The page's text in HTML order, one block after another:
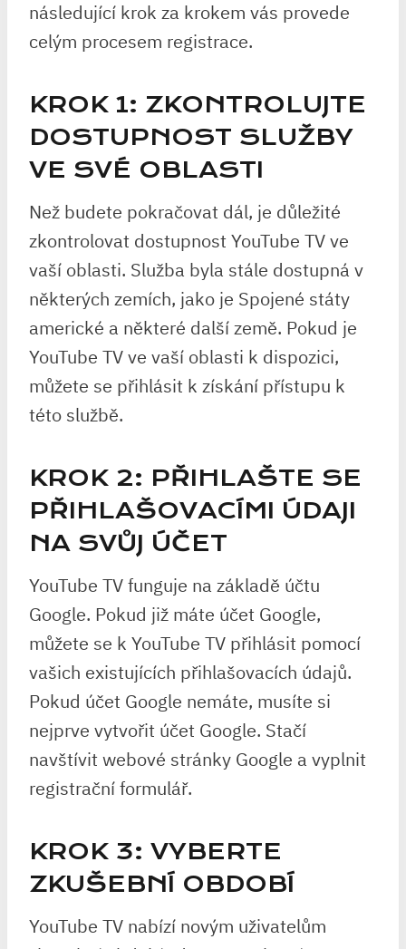
následující krok za krokem vás provede
celým procesem registrace.
KROK 1: ZKONTROLUJTE
DOSTUPNOST SLUŽBY
VE SVÉ OBLASTI
Než budete pokračovat dál, je důležité
zkontrolovat dostupnost YouTube TV ve
vaší oblasti. Služba byla stále dostupná v
některých zemích, jako je Spojené státy
americké a některé další země. Pokud je
YouTube TV ve vaší oblasti k dispozici,
můžete se přihlásit k získání přístupu k
této službě.
KROK 2: PŘIHLAŠTE SE
PŘIHLAŠOVACÍMI ÚDAJI
NA SVŮJ ÚČET
YouTube TV funguje na základě účtu
Google. Pokud již máte účet Google,
můžete se k YouTube TV přihlásit pomocí
vašich existujících přihlašovacích údajů.
Pokud účet Google nemáte, musíte si
nejprve vytvořit účet Google. Stačí
navštívit webové stránky Google a vyplnit
registrační formulář.
KROK 3: VYBERTE
ZKUŠEBNÍ OBDOBÍ
YouTube TV nabízí novým uživatelům